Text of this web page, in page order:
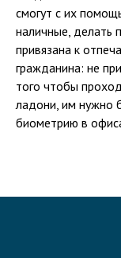
смогут с их
наличные, делать
привязана к
гражданина: не
того чтобы
ладони, им нужно
биометрию в